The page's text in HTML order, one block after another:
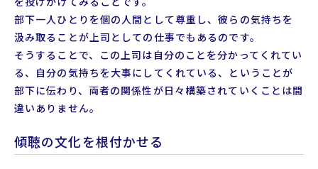
部下一人ひとりを個の人間として尊重し、彼らの気持ちを
汲み取ることが上司としての仕事でもあるのです。
そうすることで、この上司は自分のことを分かってくれてい
る、自分の気持ちを大事にしてくれている、ということが
部下に伝わり、両者の関係性が日々構築されていくことは間
違いありません。
傾聴の文化を根付かせる